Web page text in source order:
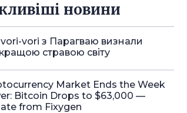
новини
vori з Парагваю визнали
стравою світу
Market Ends the Week
Bitcoin Drops to $63,000 —
from Fixygen